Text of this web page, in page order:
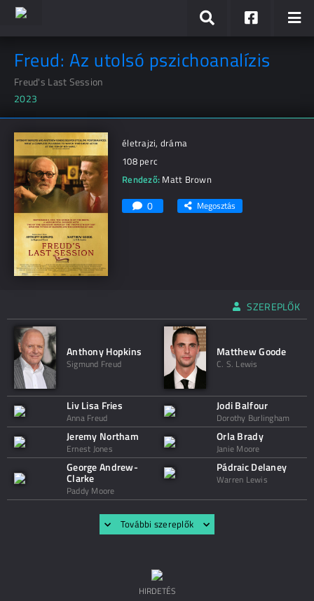
Freud: Az utolsó pszichoanalízis
Freud's Last Session
2023
életrajzi, dráma
108 perc
Rendező: Matt Brown
0 Megosztás
SZEREPLŐK
Anthony Hopkins
Sigmund Freud
Matthew Goode
C. S. Lewis
Liv Lisa Fries
Anna Freud
Jodi Balfour
Dorothy Burlingham
Jeremy Northam
Ernest Jones
Orla Brady
Janie Moore
George Andrew-
Clarke
Paddy Moore
Pádraic Delaney
Warren Lewis
További szereplők
HIRDETÉS